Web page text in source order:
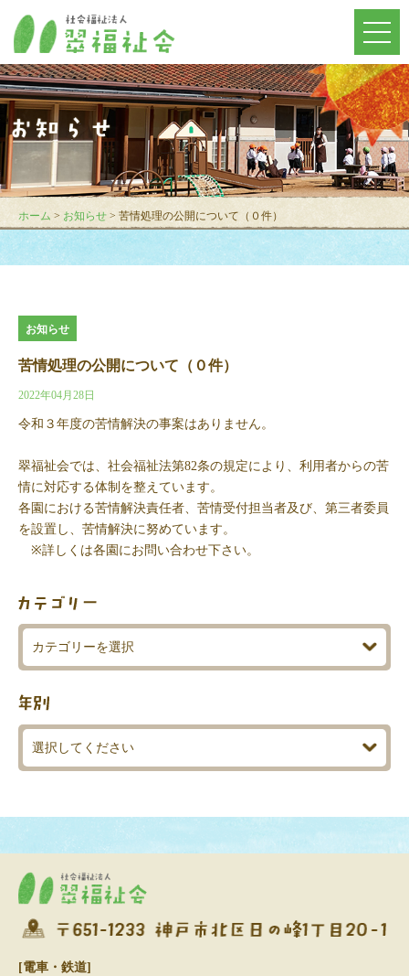
メ
ニ
ュ
ー
を
開
く
ホーム > お知らせ > 苦情処理の公開について（０件）
お知らせ
苦情処理の公開について（０件）
2022年04月28日
令和３年度の苦情解決の事案はありません。
翠福祉会では、社会福祉法第82条の規定により、利用者からの苦
情に対応する体制を整えています。
各園における苦情解決責任者、苦情受付担当者及び、第三者委員
を設置し、苦情解決に努めています。
※詳しくは各園にお問い合わせ下さい。
[電車・鉄道]